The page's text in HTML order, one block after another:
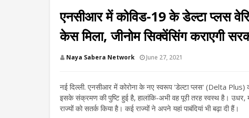
एनसीआर में कोविड-19 के डेल्टा प्लस
केस मिला, जीनोम सिक्वेंसिंग
Naya Sabera Network June 27, 2021
नई दिल्ली. एनसीआर में कोरोना के नए स्वरूप 'डेल्टा प्लस' (Delta Plus)
इसके संक्रमण की पुष्टि हुई है, हालांकि-अभी वह पूरी तरह स्वस्थ है।
राज्यों को सतर्क किया है। कई राज्यों ने अपने यहां पाबंदियां भी बढ़ा दी हैं।